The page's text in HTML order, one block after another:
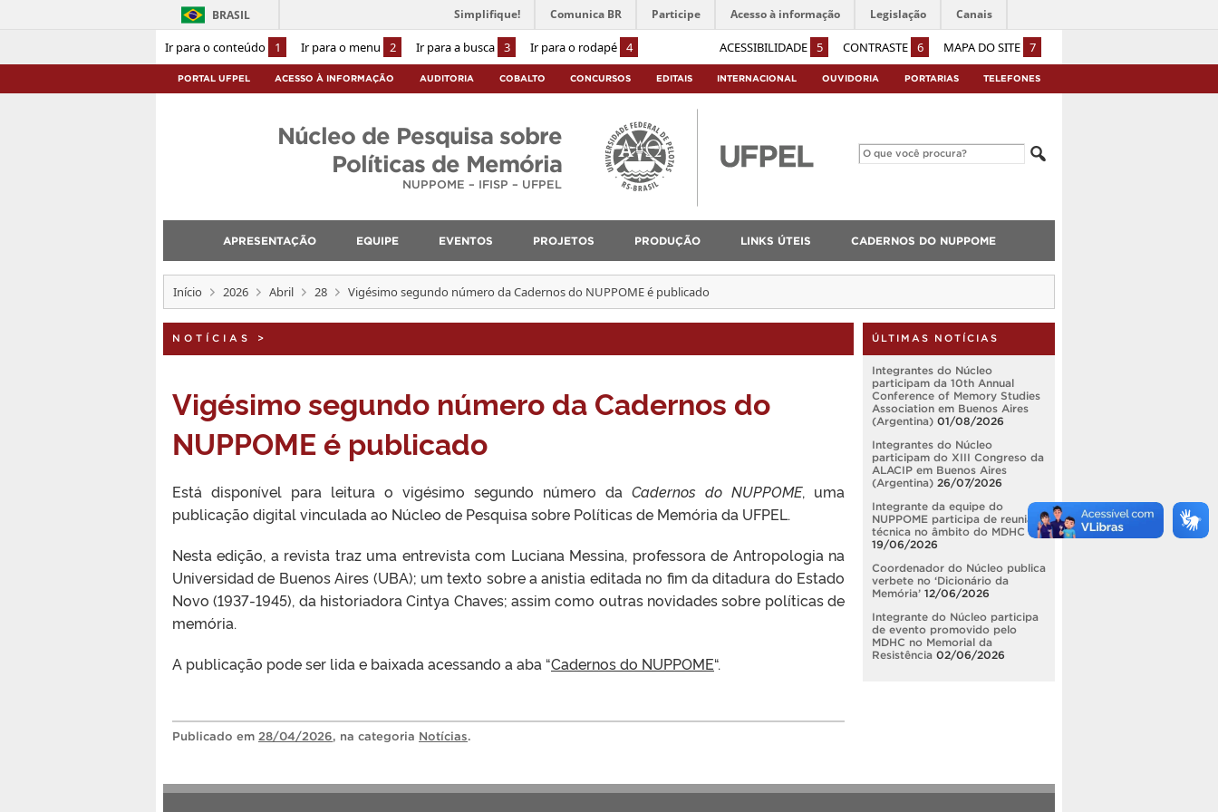
Ir para o conteúdo 1 Ir para o menu 2 Ir para a busca 3 Ir para o rodapé 4 ACESSIBILIDADE 5 CONTRASTE 6 MAPA DO SITE 7
BRASIL Simplifique! Comunica BR Participe Acesso à informação Legislação Canais
PORTAL UFPEL ACESSO À INFORMAÇÃO AUDITORIA COBALTO CONCURSOS EDITAIS INTERNACIONAL OUVIDORIA PORTARIAS TELEFONES
Núcleo de Pesquisa sobre
Políticas de Memória
NUPPOME – IFISP – UFPEL
APRESENTAÇÃO EQUIPE EVENTOS PROJETOS PRODUÇÃO LINKS ÚTEIS CADERNOS DO NUPPOME
Início 2026 Abril 28 Vigésimo segundo número da Cadernos do NUPPOME é publicado
NOTÍCIAS >
Vigésimo segundo número da Cadernos do
NUPPOME é publicado
Está disponível para leitura o vigésimo segundo número da Cadernos do NUPPOME, uma
publicação digital vinculada ao Núcleo de Pesquisa sobre Políticas de Memória da UFPEL.
Nesta edição, a revista traz uma entrevista com Luciana Messina, professora de Antropologia na
Universidad de Buenos Aires (UBA); um texto sobre a anistia editada no fim da ditadura do Estado
Novo (1937-1945), da historiadora Cintya Chaves; assim como outras novidades sobre políticas de
memória.
A publicação pode ser lida e baixada acessando a aba “Cadernos do NUPPOME“.
Publicado em 28/04/2026, na categoria Notícias.
ÚLTIMAS NOTÍCIAS
Integrantes do Núcleo
participam da 10th Annual
Conference of Memory Studies
Association em Buenos Aires
(Argentina) 01/08/2026
Integrantes do Núcleo
participam do XIII Congreso da
ALACIP em Buenos Aires
(Argentina) 26/07/2026
Integrante da equipe do
NUPPOME participa de reunião
técnica no âmbito do MDHC
19/06/2026
Coordenador do Núcleo publica
verbete no ‘Dicionário da
Memória’ 12/06/2026
Integrante do Núcleo participa
de evento promovido pelo
MDHC no Memorial da
Resistência 02/06/2026